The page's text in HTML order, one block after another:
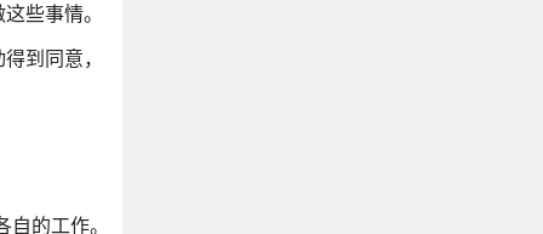
些事情。
到同意，
的工作。